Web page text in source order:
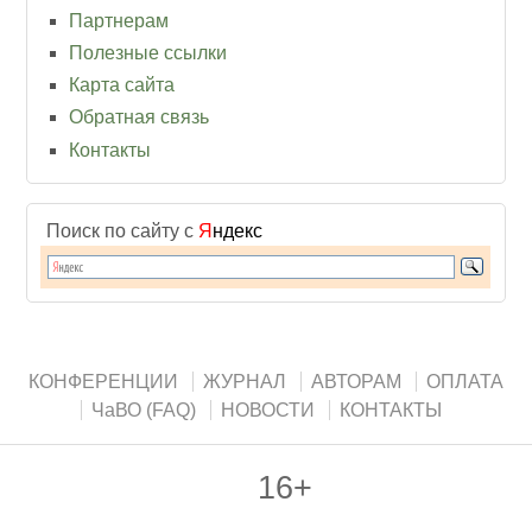
Партнерам
Полезные ссылки
Карта сайта
Обратная связь
Контакты
Поиск по сайту с Я ндекс
КОНФЕРЕНЦИИ ЖУРНАЛ АВТОРАМ
ОПЛАТА
ЧаВО (FAQ)
НОВОСТИ КОНТАКТЫ
16+